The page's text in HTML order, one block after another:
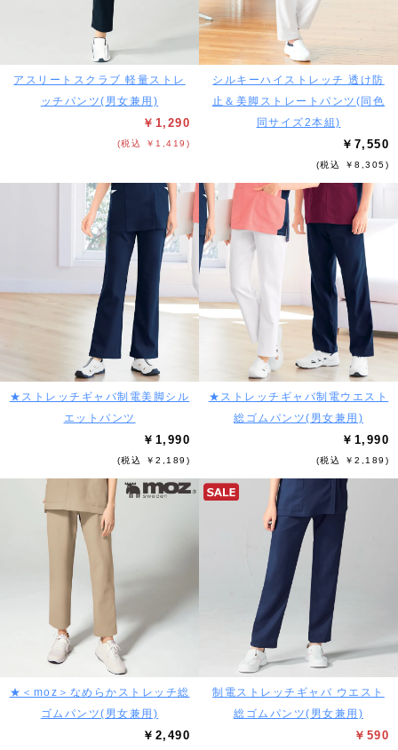
アスリートスクラブ 軽量ストレ
ッチパンツ(男女兼用)
￥1,290
(税込 ￥1,419)
シルキーハイストレッチ 透け防
止＆美脚ストレートパンツ(同色
同サイズ2本組)
￥7,550
(税込 ￥8,305)
★ストレッチギャバ制電美脚シル
エットパンツ
￥1,990
(税込 ￥2,189)
★ストレッチギャバ制電ウエスト
総ゴムパンツ(男女兼用)
￥1,990
(税込 ￥2,189)
★＜moz＞なめらかストレッチ総
ゴムパンツ(男女兼用)
￥2,490
制電ストレッチギャバ ウエスト
総ゴムパンツ(男女兼用)
￥590